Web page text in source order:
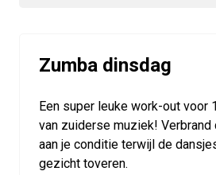
Zumba dinsdag
Een super leuke work-out voor
van zuiderse muziek! Verbrand
aan je conditie terwijl de
gezicht toveren.